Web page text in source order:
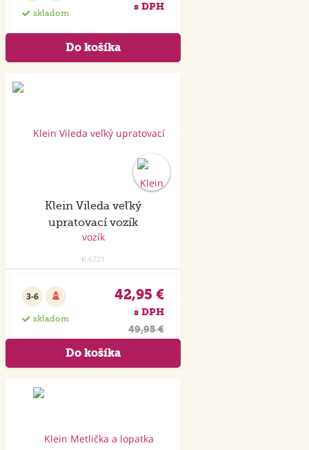
skladom
s DPH
Klein Vileda veľký
upratovací vozík
K.6721
3-6
skladom
42,95 €
s DPH
49,95 €